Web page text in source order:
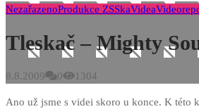
NezařazenoProdukce ZSSkaVidea
Tleskač – Mighty
8.8.2009 0 1304
Ano už jsme s videi skoro u konce. K této